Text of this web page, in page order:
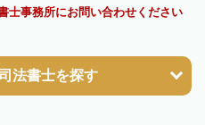
士事務所にお問い合わせください
法書士を探す